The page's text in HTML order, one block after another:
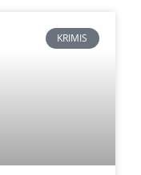
KRIMIS